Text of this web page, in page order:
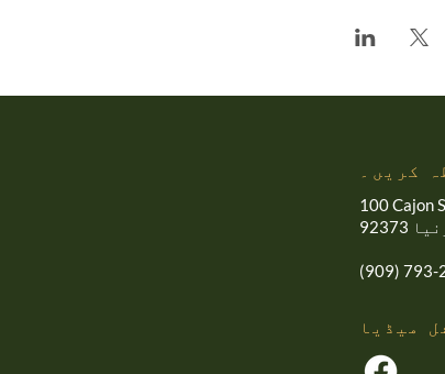
کریں۔
100 Cajon
(909) 793-
میڈیا